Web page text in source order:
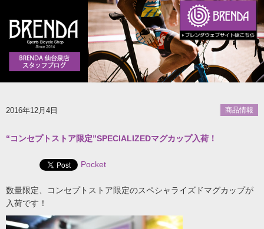
2016年12月4日 商品情報
“コンセプトストア限定”SPECIALIZEDマグカップ入荷！
Pocket
数量限定、コンセプトストア限定のスペシャライズドマグカップが
入荷です！